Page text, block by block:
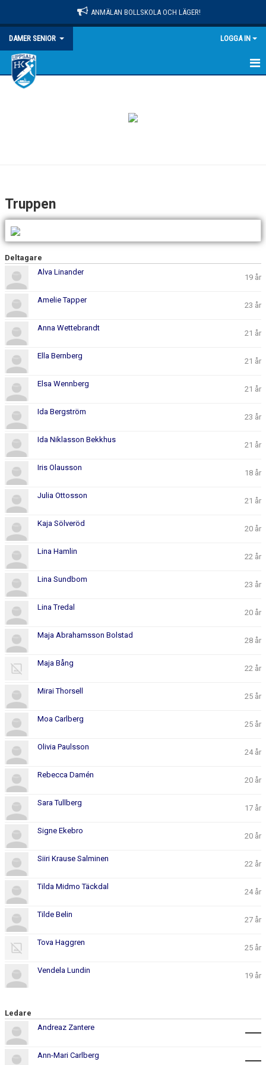
ANMÄLAN BOLLSKOLA OCH LÄGER!
DAMER SENIOR LOGGA IN
HEM
DOKUMENT
KONTAKT
MATCHER
Truppen
Deltagare
Alva Linander
19 år
Amelie Tapper
23 år
Anna Wettebrandt
21 år
Ella Bernberg
21 år
Elsa Wennberg
21 år
Ida Bergström
23 år
Ida Niklasson Bekkhus
21 år
Iris Olausson
18 år
Julia Ottosson
21 år
Kaja Sölveröd
20 år
Lina Hamlin
22 år
Lina Sundbom
23 år
Lina Tredal
20 år
Maja Abrahamsson Bolstad
28 år
Maja Bång
22 år
Mirai Thorsell
25 år
Moa Carlberg
25 år
Olivia Paulsson
24 år
Rebecca Damén
20 år
Sara Tullberg
17 år
Signe Ekebro
20 år
Siiri Krause Salminen
22 år
Tilda Midmo Täckdal
24 år
Tilde Belin
27 år
Tova Haggren
25 år
Vendela Lundin
19 år
Ledare
Andreaz Zantere
Ann-Mari Carlberg